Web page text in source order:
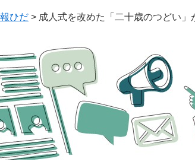
ひだ > 成人式を改めた「二十歳のつどい」